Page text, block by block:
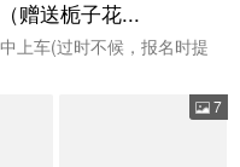
赠送栀子花...
上车(过时不候，报名时提
7